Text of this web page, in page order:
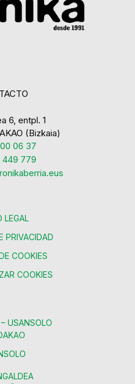
6, entpl. 1
(Bizkaia)
06 37
779
LEGAL
PRIVACIDAD
COOKIES
COOKIES
USANSOLO